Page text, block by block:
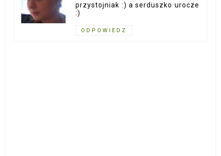
przystojniak :) a serduszko urocze
:)
ODPOWIEDZ